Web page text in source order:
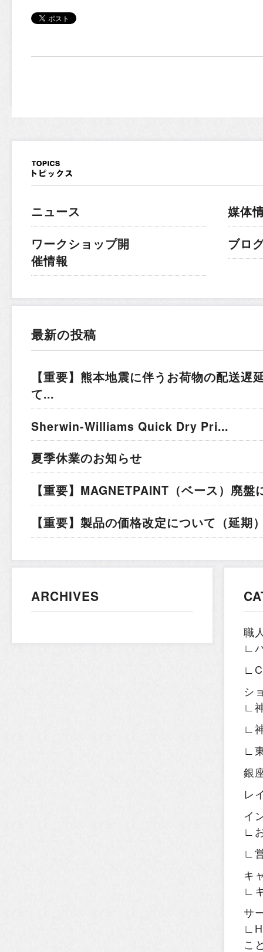
ニュース
ワークショップ開
催情報
媒体
ブロ
最新の投稿
【重要】熊本地震に伴うお荷物の配送遅
て...
Sherwin-Williams Quick Dry Pri...
夏季休業のお知らせ
【重要】MAGNETPAINT（ベース）廃
【重要】製品の価格改定について（延期
ARCHIVES
職
∟
シ
∟
∟
∟
銀
レ
イ
∟
∟
キ
∟
サ
こ